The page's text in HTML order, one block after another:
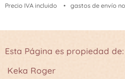
Precio IVA incluido gastos de envío
Esta Página es propiedad de:
Keka Roger